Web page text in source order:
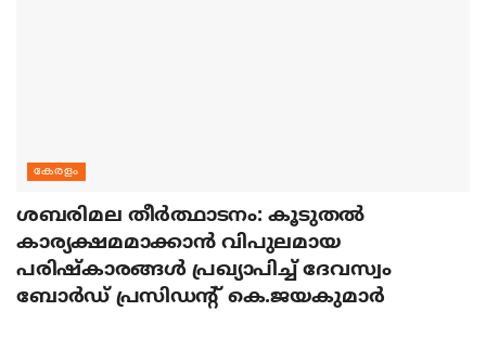
കേരളം
ശബരിമല തീര്‍ത്ഥാടനം: കൂടുതല്‍
കാര്യക്ഷമമാക്കാന്‍ വിപുലമായ
പരിഷ്‌കാരങ്ങള്‍ പ്രഖ്യാപിച്ച് ദേവസ്വം
ബോര്‍ഡ് പ്രസിഡന്റ് കെ.ജയകുമാര്‍